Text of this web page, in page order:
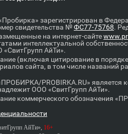
зарегистрирован в
свидетельства №ФС77-75768.
на интернет-сайте
интеллектуальной
АйТи».
(включая цитирование в
сайта, в том числе названий
PROBIRKA.RU» является
ООО «СвитГрупп АйТи».
коммерческого обозначения
АйТи», 16+